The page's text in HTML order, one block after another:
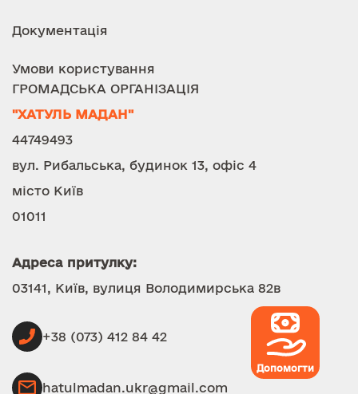
Документація
Умови користування
ГРОМАДСЬКА ОРГАНІЗАЦІЯ
"ХАТУЛЬ МАДАН"
44749493
вул. Рибальська, будинок 13, офіс 4
місто Київ
01011
Адреса притулку:
03141, Київ, вулиця Володимирська 82в
+38 (073) 412 84 42
hatulmadan.ukr@gmail.com
Допомогти